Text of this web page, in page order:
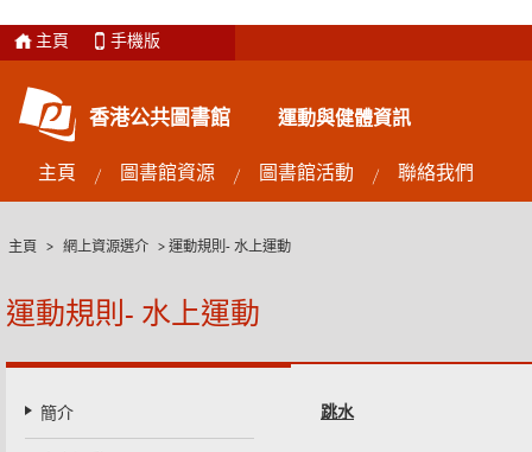
主頁 手機版
香港公共圖書館 運動與健體資訊
主頁 圖書館資源 圖書館活動 聯絡我們
主頁 > 網上資源選介 > 運動規則- 水上運動
運動規則- 水上運動
簡介 跳水